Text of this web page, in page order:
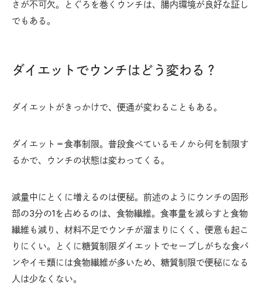
さが不可欠。とぐろを巻くウンチは、腸内環境が良好な証し
でもある。
ダイエットでウンチはどう変わる？
ダイエットがきっかけで、便通が変わることもある。
ダイエット＝食事制限。普段食べているモノから何を制限す
るかで、ウンチの状態は変わってくる。
減量中にとくに増えるのは便秘。前述のようにウンチの固形
部の3分の1を占めるのは、食物繊維。食事量を減らすと食物
繊維も減り、材料不足でウンチが溜まりにくく、便意も起こ
りにくい。とくに糖質制限ダイエットでセーブしがちな食パ
ンやイモ類には食物繊維が多いため、糖質制限で便秘になる
人は少なくない。